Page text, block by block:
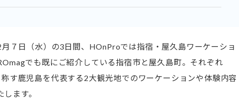
７日（水）の3日間、HOnProでは指宿・屋久島ワーケーショ
でも既にご紹介している指宿市と屋久島町。 それぞれ
称す鹿児島を代表する2大観光地でのワーケーションや体験内容
ます。